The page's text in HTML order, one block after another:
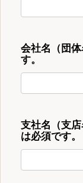
会社名（団
す。
支社名（支
は必須です。